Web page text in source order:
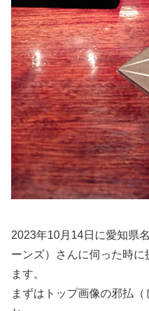
2023年10月14日に愛知県
ーンズ）さんに伺った時
ます。
まずはトップ画像の邪払